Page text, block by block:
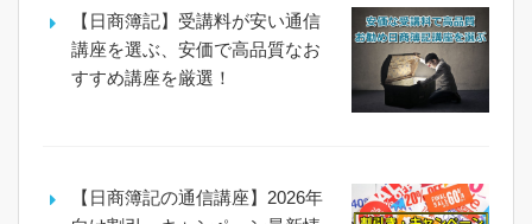
【日商簿記】受講料が安い通信
講座を選ぶ、安価で高品質なお
すすめ講座を厳選！
【日商簿記の通信講座】2026年